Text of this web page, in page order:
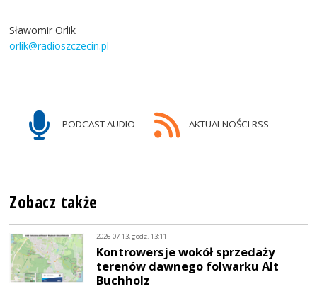
Sławomir Orlik
orlik@radioszczecin.pl
PODCAST AUDIO AKTUALNOŚCI RSS
Zobacz także
2026-07-13, godz. 13:11
Kontrowersje wokół sprzedaży
terenów dawnego folwarku Alt
Buchholz